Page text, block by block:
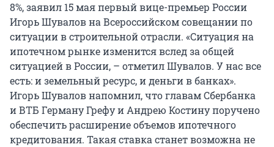
8%, заявил 15 мая первый вице-премьер России
Игорь Шувалов на Всероссийском совещании по
ситуации в строительной отрасли. «Ситуация на
ипотечном рынке изменится вслед за общей
ситуацией в России, – отметил Шувалов. У нас все
есть: и земельный ресурс, и деньги в банках».
Игорь Шувалов напомнил, что главам Сбербанка
и ВТБ Герману Грефу и Андрею Костину поручено
обеспечить расширение объемов ипотечного
кредитования. Такая ставка станет возможна не